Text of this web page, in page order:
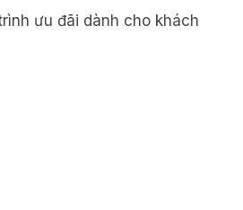
ưu đãi dành cho khách